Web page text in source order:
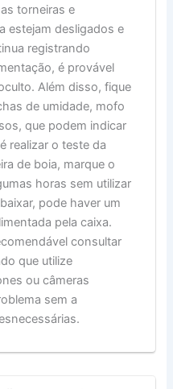
torneiras e
estejam desligados e
registrando
é provável
Além disso, fique
de umidade, mofo
que podem indicar
realizar o teste da
de boia, marque o
horas sem utilizar
pode haver um
pela caixa.
consultar
que utilize
ou câmeras
sem a